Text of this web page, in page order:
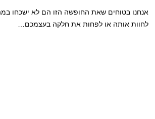
אנחנו בטוחים שאת החופשה הזו הם לא ישכחו
לחוות אותה או לפחות את חלקה בעצמכם…